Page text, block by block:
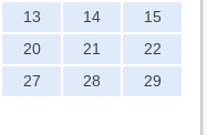
13 14
15
20 21
22
27 28
29